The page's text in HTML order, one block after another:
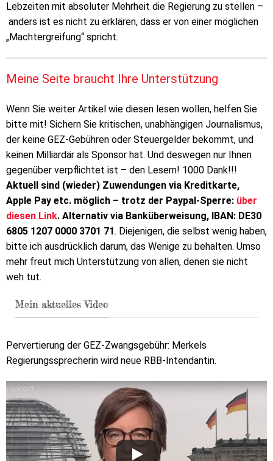
Lebzeiten mit absoluter Mehrheit die Regierung zu stellen –
anders ist es nicht zu erklären, dass er von einer möglichen
„Machtergreifung“ spricht.
Meine Seite braucht Ihre Unterstützung
Wenn Sie weiter Artikel wie diesen lesen wollen, helfen Sie
bitte mit! Sichern Sie kritischen, unabhängigen Journalismus,
der keine GEZ-Gebühren oder Steuergelder bekommt, und
keinen Milliardär als Sponsor hat. Und deswegen nur Ihnen
gegenüber verpflichtet ist – den Lesern! 1000 Dank!!!
Aktuell sind (wieder) Zuwendungen via Kreditkarte,
Apple Pay etc. möglich – trotz der Paypal-Sperre: über
diesen Link. Alternativ via Banküberweisung, IBAN: DE30
6805 1207 0000 3701 71. Diejenigen, die selbst wenig haben,
bitte ich ausdrücklich darum, das Wenige zu behalten. Umso
mehr freut mich Unterstützung von allen, denen sie nicht
weh tut.
Mein aktuelles Video
Pervertierung der GEZ-Zwangsgebühr: Merkels
Regierungssprecherin wird neue RBB-Intendantin.